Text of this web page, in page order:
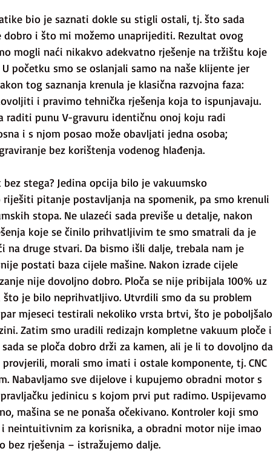
bio je saznati dokle su stigli ostali, tj. što sada
i što mi možemo unaprijediti. Rezultat ovog
mogli naći nikakvo adekvatno rješenje na tržištu koje
početku smo se oslanjali samo na naše klijente jer
tog saznanja krenula je klasična razvojna faza:
i pravimo tehnička rješenja koja to ispunjavaju.
raditi punu V-gravuru identičnu onoj koju radi
i s njom posao može obavljati jedna osoba;
bez korištenja vodenog hlađenja.
stega? Jedina opcija bilo je vakuumsko
pitanje postavljanja na spomenik, pa smo krenuli
stopa. Ne ulazeći sada previše u detalje, nakon
koje se činilo prihvatljivim te smo smatrali da je
na druge stvari. Da bismo išli dalje, trebala nam je
postati baza cijele mašine. Nakon izrade cijele
nije dovoljno dobro. Ploča se nije pribijala 100% uz
je bilo neprihvatljivo. Utvrdili smo da su problem
mjeseci testirali nekoliko vrsta brtvi, što je poboljšalo
Zatim smo uradili redizajn kompletne vakuum ploče i
se ploča dobro drži za kamen, ali je li to dovoljno da
morali smo imati i ostale komponente, tj. CNC
Nabavljamo sve dijelove i kupujemo obradni motor s
jedinicu s kojom prvi put radimo. Uspijevamo
mašina se ne ponaša očekivano. Kontroler koji smo
neintuitivnim za korisnika, a obradni motor nije imao
bez rješenja – istražujemo dalje.